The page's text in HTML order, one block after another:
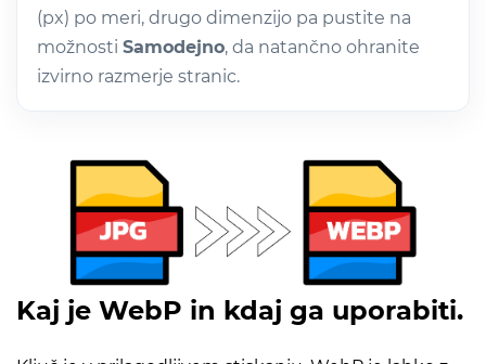
(px) po meri, drugo dimenzijo pa pustite na
možnosti Samodejno, da natančno ohranite
izvirno razmerje stranic.
Kaj je WebP in kdaj ga uporabiti.